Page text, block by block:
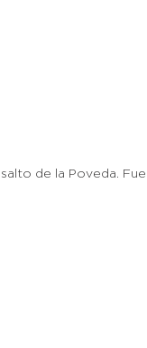
de la Poveda.